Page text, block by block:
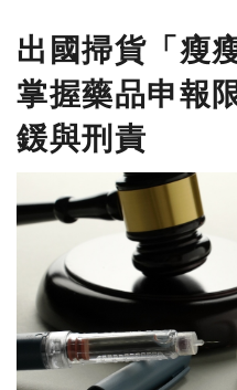
出國掃貨「瘦
掌握藥品申報
鍰與刑責